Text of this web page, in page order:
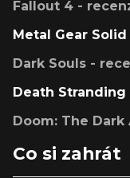
Fallout 4 -
Metal Gear
Dark Souls -
Death Stranding
Doom: The
Co si zahrát